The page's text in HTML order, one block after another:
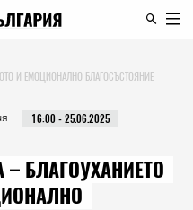
И ЕМОЦИОНАЛНО БЛАГОСЪСТОЯНИЕ
16:00 - 25.06.2025
БЛАГОУХАНИЕТО